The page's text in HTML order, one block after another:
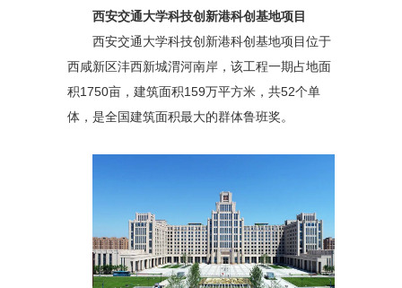
西安交通大学科技创新港科创基地项目
西安交通大学科技创新港科创基地项目位于
西咸新区沣西新城渭河南岸，该工程一期占地面
积1750亩，建筑面积159万平方米，共52个单
体，是全国建筑面积最大的群体鲁班奖。